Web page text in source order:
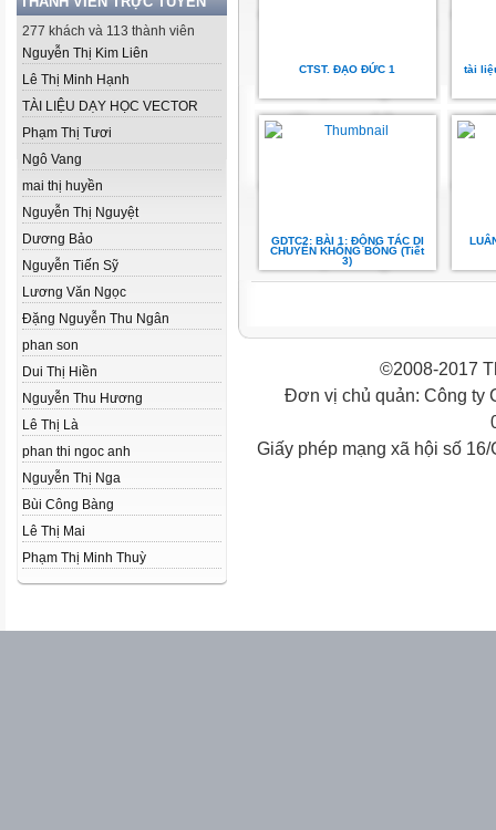
277 khách và 113 thành viên
Nguyễn Thị Kim Liên
Lê Thị Minh Hạnh
TÀI LIỆU DẠY HỌC VECTOR
Phạm Thị Tươi
Ngô Vang
mai thị huyền
Nguyễn Thị Nguyệt
Dương Bảo
Nguyễn Tiến Sỹ
Lương Văn Ngọc
Đặng Nguyễn Thu Ngân
phan son
Dui Thị Hiền
Nguyễn Thu Hương
Lê Thị Là
phan thi ngoc anh
Nguyễn Thị Nga
Bùi Công Bàng
Lê Thị Mai
Phạm Thị Minh Thuỳ
CTST. ĐẠO ĐỨC 1 tài
GDTC2: BÀI 1: ĐỘNG TÁC DI
CHUYỂN KHÔNG BÓNG (Tiết
3)
©2008-2017
Đơn vị chủ quản: Công ty
Giấy phép mạng xã hội số